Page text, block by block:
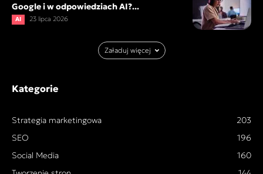
Google i w odpowiedziach AI?...
AI 23 lipca 2026
Załaduj więcej
Kategorie
Strategia marketingowa
203
SEO
196
Social Media
160